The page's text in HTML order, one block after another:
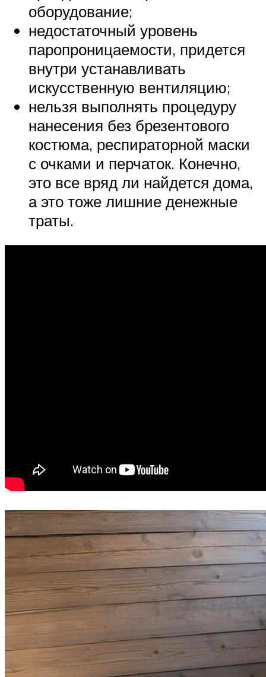
оборудование;
недостаточный уровень
паропроницаемости, придется
внутри устанавливать
искусственную вентиляцию;
нельзя выполнять процедуру
нанесения без брезентового
костюма, респираторной маски
с очками и перчаток. Конечно,
это все вряд ли найдется дома,
а это тоже лишние денежные
траты.